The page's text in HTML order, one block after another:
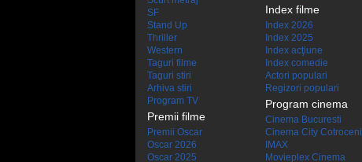
SF
Stand Up
Thriller
Western
Taguri filme
Taguri stiri
Arhiva stiri
Program TV
Premii filme
Premii Oscar
Oscar 2026
Oscar 2025
Index filme
Index 2026
Index 2025
Index acţiune
Index comedie
Actori populari
Regizori populari
Program cinema
Cinema Bucuresti
Cinema City Cotroceni
IMAX
Movieplex Cinema